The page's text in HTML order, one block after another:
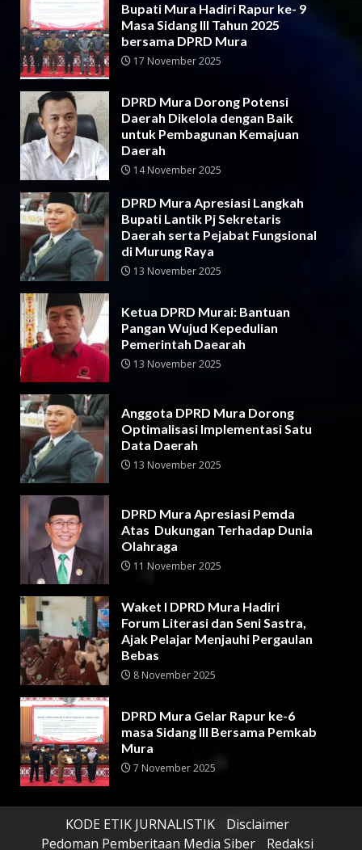
Bupati Mura Hadiri Rapur ke- 9
Masa Sidang III Tahun 2025
bersama DPRD Mura
17 November 2025
DPRD Mura Dorong Potensi
Daerah Dikelola dengan Baik
untuk Pembagunan Kemajuan
Daerah
14 November 2025
DPRD Mura Apresiasi Langkah
Bupati Lantik Pj Sekretaris
Daerah serta Pejabat Fungsional
di Murung Raya
13 November 2025
Ketua DPRD Murai: Bantuan
Pangan Wujud Kepedulian
Pemerintah Daearah
13 November 2025
Anggota DPRD Mura Dorong
Optimalisasi Implementasi Satu
Data Daerah
13 November 2025
DPRD Mura Apresiasi Pemda
Atas Dukungan Terhadap Dunia
Olahraga
11 November 2025
Waket I DPRD Mura Hadiri
Forum Literasi dan Seni Sastra,
Ajak Pelajar Menjauhi Pergaulan
Bebas
8 November 2025
DPRD Mura Gelar Rapur ke-6
masa Sidang III Bersama Pemkab
Mura
7 November 2025
KODE ETIK JURNALISTIK
Disclaimer
Pedoman Pemberitaan Media Siber
Redaksi